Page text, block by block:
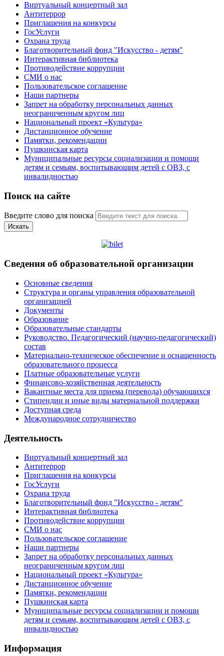
Виртуальный концертный зал
Антитеррор
Приглашения на конкурсы
ГосУслуги
Охрана труда
Благотворительный фонд "Искусство - детям"
Интерактивная библиотека
Противодействие коррупции
СМИ о нас
Пользовательское соглашение
Наши партнеры
Запрет на обработку персональных данных
неограниченным кругом лиц
Национальный проект «Культура»
Дистанционное обучение
Памятки, рекомендации
Пушкинская карта
Муниципальные ресурсы социализации и помощи
детям и семьям, воспитывающим детей с ОВЗ, с
инвалидностью
Поиск на сайте
Введите слово для поиска
Искать
Сведения об образовательной организации
Основные сведения
Структура и органы управления образовательной
организацией
Документы
Образование
Образовательные стандарты
Руководство. Педагогический (научно-педагогический)
состав
Материально-техническое обеспечение и оснащенность
образовательного процесса
Платные образовательные услуги
Финансово-хозяйственная деятельность
Вакантные места для приема (перевода) обучающихся
Стипендии и иные виды материальной поддержки
Доступная среда
Международное сотрудничество
Деятельность
Виртуальный концертный зал
Антитеррор
Приглашения на конкурсы
ГосУслуги
Охрана труда
Благотворительный фонд "Искусство - детям"
Интерактивная библиотека
Противодействие коррупции
СМИ о нас
Пользовательское соглашение
Наши партнеры
Запрет на обработку персональных данных
неограниченным кругом лиц
Национальный проект «Культура»
Дистанционное обучение
Памятки, рекомендации
Пушкинская карта
Муниципальные ресурсы социализации и помощи
детям и семьям, воспитывающим детей с ОВЗ, с
инвалидностью
Информация